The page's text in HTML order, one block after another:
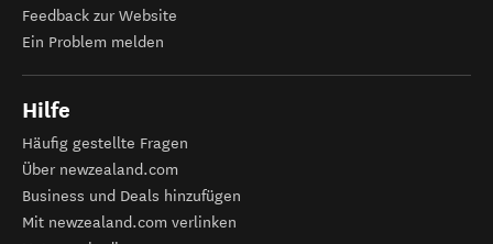
Feedback zur Website
Ein Problem melden
Hilfe
Häufig gestellte Fragen
Über newzealand.com
Business und Deals hinzufügen
Mit newzealand.com verlinken